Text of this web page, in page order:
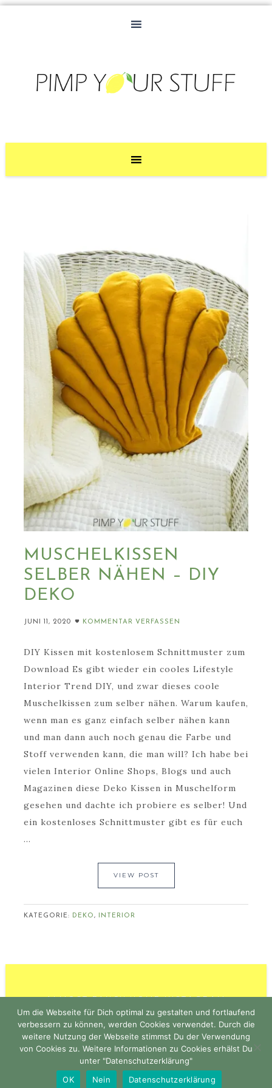
MUSCHELKISSEN
SELBER NÄHEN – DIY
DEKO
JUNI 11, 2020 KOMMENTAR VERFASSEN
DIY Kissen mit kostenlosem Schnittmuster zum
Download Es gibt wieder ein cooles Lifestyle
Interior Trend DIY, und zwar dieses coole
Muschelkissen zum selber nähen. Warum kaufen,
wenn man es ganz einfach selber nähen kann
und man dann auch noch genau die Farbe und
Stoff verwenden kann, die man will? Ich habe bei
vielen Interior Online Shops, Blogs und auch
Magazinen diese Deko Kissen in Muschelform
gesehen und dachte ich probiere es selber! Und
ein kostenloses Schnittmuster gibt es für euch
...
VIEW POST
KATEGORIE: DEKO, INTERIOR
ALMOST FANCY HOME INSTAGRAM
Um die Webseite für Dich optimal zu gestalten und fortlaufend
verbessern zu können, werden Cookies verwendet. Durch die
weitere Nutzung der Webseite stimmst Du der Verwendung
von Cookies zu. Weitere Informationen zu Cookies erhälst Du
unter "Datenschutzerklärung"
OK
Nein Datenschutzerklärung